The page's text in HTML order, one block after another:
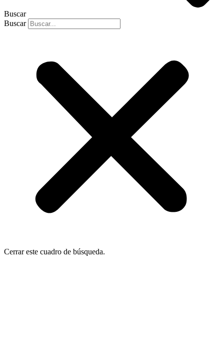
Buscar
Buscar
Cerrar este cuadro de búsqueda.